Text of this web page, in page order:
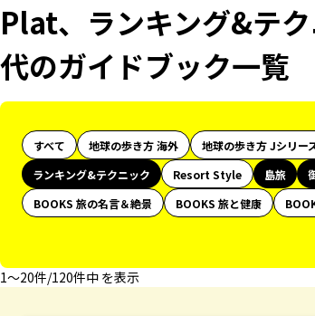
Plat、ランキング&テ
代のガイドブック一覧
すべて 地球の歩き方 海外 地球の歩き方 Jシリー
ランキング&テクニック
Resort Style 島旅
BOOKS 旅の名言＆絶景
BOOKS 旅と健康
1〜20件/120件中 を表示